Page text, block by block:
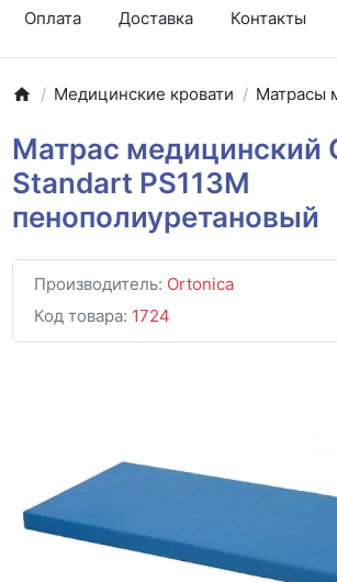
Оплата Доставка Контакты
Медицинские кровати Матрасы
Матрас медицинский
Standart PS113M
пенополиуретановый
Производитель: Ortonica
Код товара: 1724